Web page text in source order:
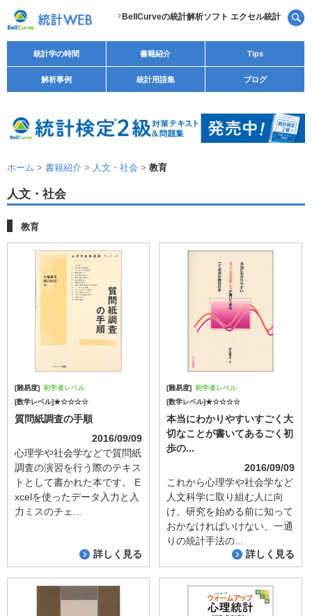
BellCurveの統計解析ソフト エクセル統計
統計学の時間 書籍紹介 Tips
解析事例 統計用語集 ブログ
ホーム > 書籍紹介 > 人文・社会 > 教育
人文・社会
教育
[難易度] 初学者レベル
[数学レベル]★☆☆☆☆
質問紙調査の手順
2016/09/09
心理学や社会学などで質問紙
調査の演習を行う際のテキス
トとして書かれた本です。 E
xcelを使ったデータ入力と入
力ミスのチェ...
詳しく見る
[難易度] 初学者レベル
[数学レベル]★☆☆☆☆
本当にわかりやすいすごく大
切なことが書いてあるごく初
歩の...
2016/09/09
これから心理学や社会学など
人文科学に取り組む人に向
け、研究を始める前に知って
おかなければいけない、一通
りの統計手法の...
詳しく見る